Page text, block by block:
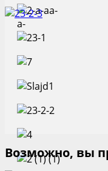
Возможно, вы